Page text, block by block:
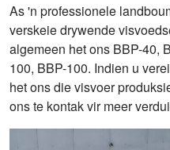
As 'n professionele
verskeie drywende
algemeen het ons BBP-40,
100, BBP-100. Indien u
het ons die visvoer
ons te kontak vir meer